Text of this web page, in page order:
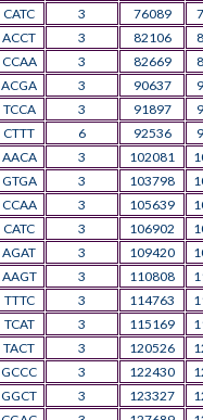
CATC 3 76089
ACCT 3 82106
CCAA 3 82669
ACGA 3 90637
TCCA 3 91897
CTTT 6 92536
AACA 3 102081
GTGA 3 103798
CCAA 3 105639
CATC 3 106902
AGAT 3 109420
AAGT 3 110808
TTTC 3 114763
TCAT 3 115169
TACT 3 120526
GCCC 3 122430
GGCT 3 123327